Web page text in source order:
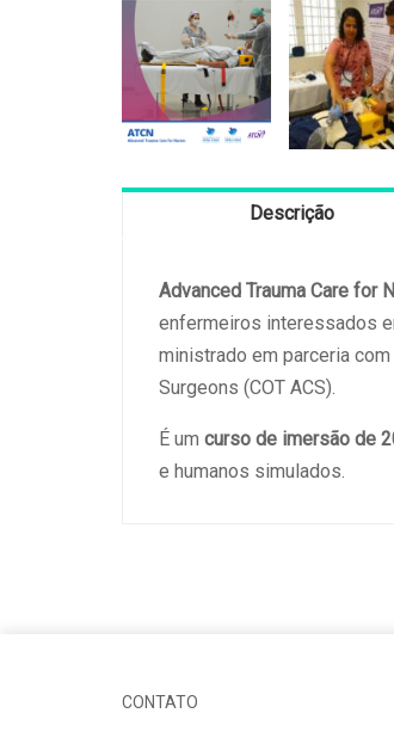
Descrição
Advanced Trauma Care for
enfermeiros interessados
ministrado em parceria
Surgeons (COT ACS).
É um curso de imersão de
e humanos simulados.
CONTATO